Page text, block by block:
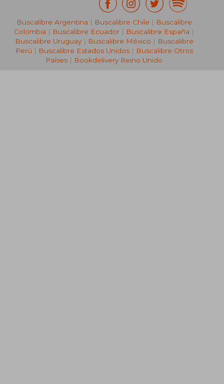
Buscalibre Argentina | Buscalibre Chile | Buscalibre
Colombia | Buscalibre Ecuador | Buscalibre España |
Buscalibre Uruguay| Buscalibre México | Buscalibre
Perú | Buscalibre Estados Unidos| Buscalibre Otros
Países | Bookdelivery Reino Unido